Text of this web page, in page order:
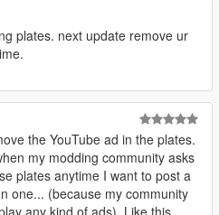
plates. next update remove ur
the YouTube ad in the plates.
my modding community asks
plates anytime I want to post a
one... (because my community